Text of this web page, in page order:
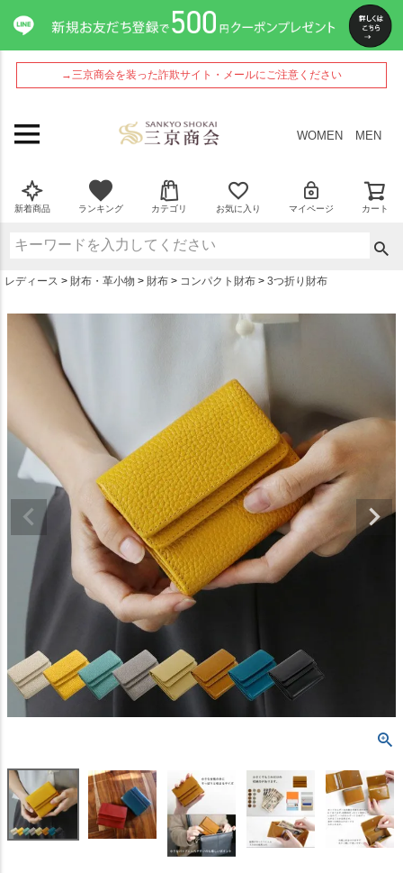
→三京商会を装った詐欺サイト・メールにご注意ください
WOMEN MEN
新着商品 ランキング カテゴリ お気に入り マイページ カート
レディース 財布・革小物 財布 コンパクト財布 3つ折り財布
ペー
ジト
ップ
へ